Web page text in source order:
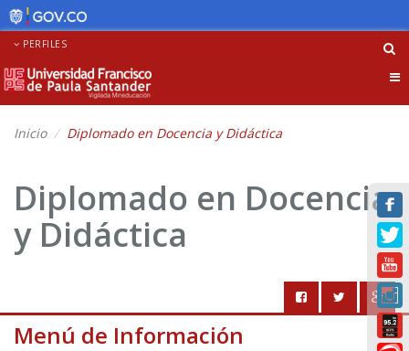
PERFILES
Inicio Diplomado en Docencia y Didáctica
Diplomado en Docencia
y Didáctica
Menú de Información